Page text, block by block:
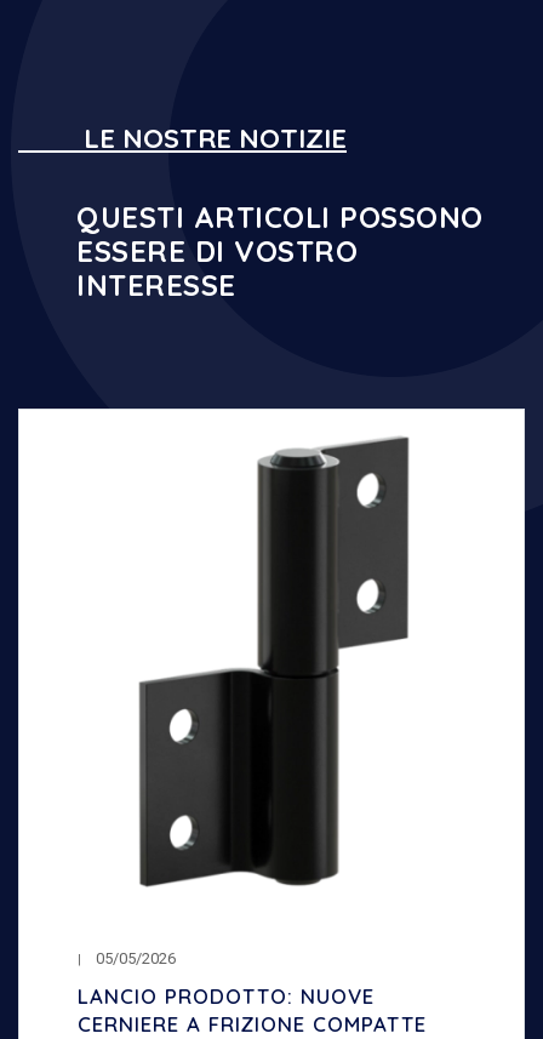
LE NOSTRE NOTIZIE
QUESTI ARTICOLI POSSONO
ESSERE DI VOSTRO
INTERESSE
05/05/2026
LANCIO PRODOTTO: NUOVE
CERNIERE A FRIZIONE COMPATTE